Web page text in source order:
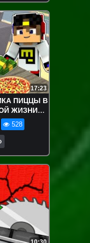
17:23
ПИЦЦЫ В
ЖИЗНИ
528